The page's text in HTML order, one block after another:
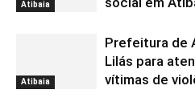
Atibaia
Atibaia
Prefeitura de
Lilás para
vítimas de